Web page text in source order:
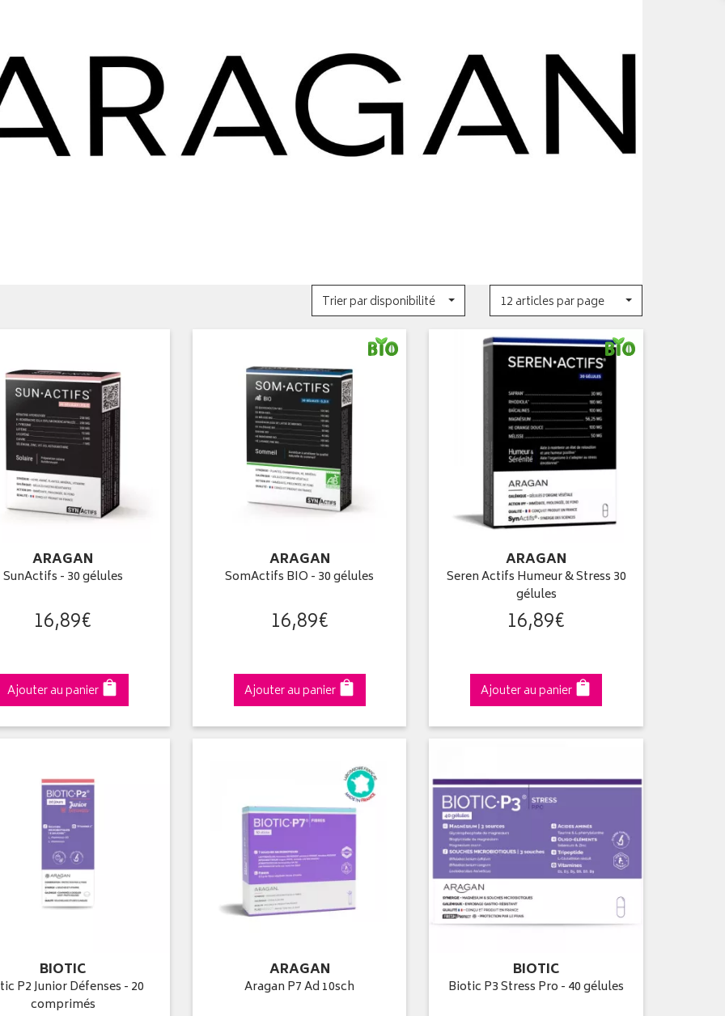
Trier par disponibilité 12 articles par page
ARAGAN
SunActifs - 30 gélules
16,89€
Ajouter au panier
ARAGAN
SomActifs BIO - 30 gélules
16,89€
Ajouter au panier
ARAGAN
Seren Actifs Humeur & Stress 30
gélules
16,89€
Ajouter au panier
BIOTIC
P2 Junior Défenses - 20
comprimés
ARAGAN
Aragan P7 Ad 10sch
BIOTIC
Biotic P3 Stress Pro - 40 gélules